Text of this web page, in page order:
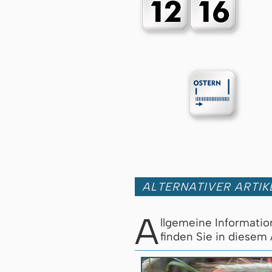
ALTERNATIVER
Allgemeine
finden Sie in